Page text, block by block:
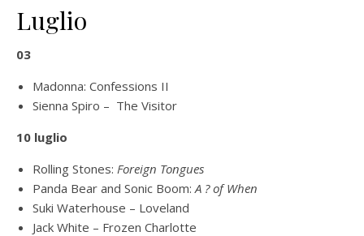
Luglio
03
Madonna: Confessions II
Sienna Spiro – The Visitor
10 luglio
Rolling Stones: Foreign Tongues
Panda Bear and Sonic Boom:A ? of When
Suki Waterhouse – Loveland
Jack White – Frozen Charlotte